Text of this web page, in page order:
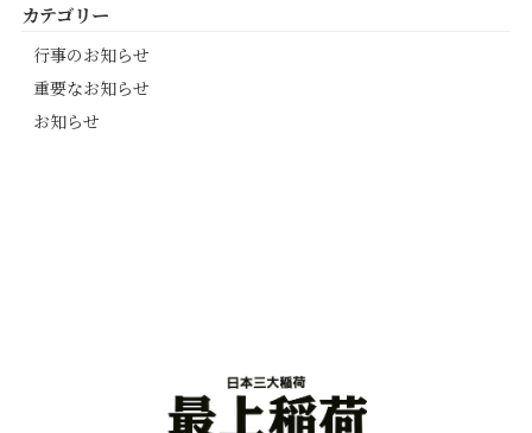
カテゴリー
行事のお知らせ
重要なお知らせ
お知らせ